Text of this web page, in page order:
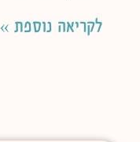
לקריאה נוספת »